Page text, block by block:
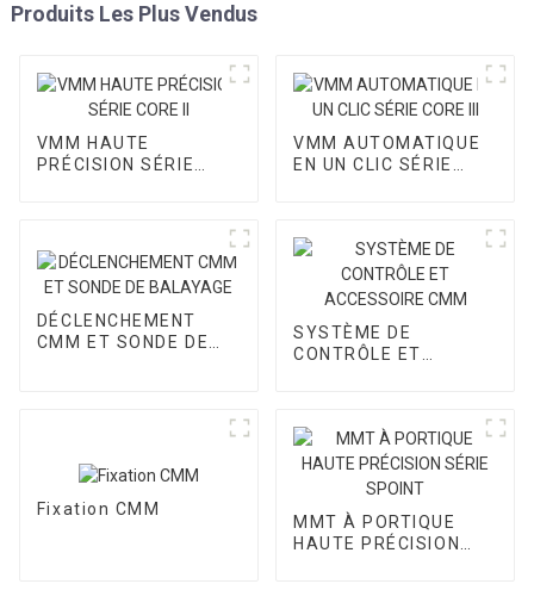
Produits Les Plus Vendus
VMM HAUTE
PRÉCISION SÉRIE
VMM AUTOMATIQUE
EN UN CLIC SÉRIE
DÉCLENCHEMENT
CMM ET SONDE DE
SYSTÈME DE
CONTRÔLE ET
Fixation CMM
MMT À PORTIQUE
HAUTE PRÉCISION